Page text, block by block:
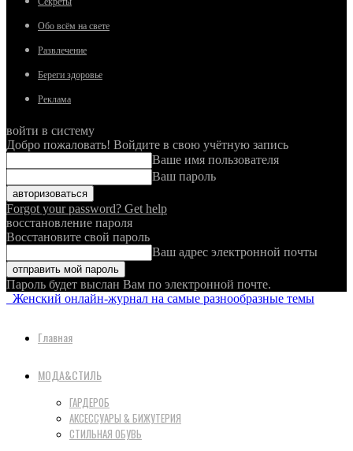
Обо всём на свете
Развлечение
Береги здоровье
Реклама
войти в систему
Добро пожаловать! Войдите в свою учётную запись
Ваше имя пользователя
Ваш пароль
Forgot your password? Get help
восстановление пароля
Восстановите свой пароль
Ваш адрес электронной почты
Пароль будет выслан Вам по электронной почте.
Женский онлайн-журнал на самые разнообразные темы
Главная
МОДА&СТИЛЬ
ГАРДЕРОБ
АКСЕССУАРЫ & БИЖУТЕРИЯ
СТИЛЬНАЯ ОБУВЬ